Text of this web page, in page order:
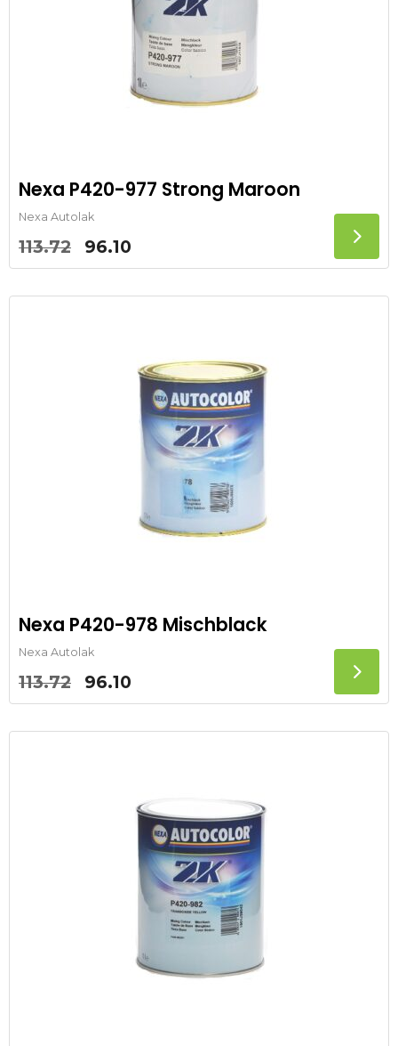
Nexa P420-977 Strong Maroon
Nexa Autolak
113.72
Oorspronkelijke
prijs
was:
96.10
prijs
is:
Nexa P420-978 Mischblack
Nexa Autolak
113.72
Oorspronkelijke
prijs
was:
96.10
prijs
is: